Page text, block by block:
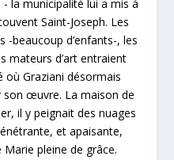
la municipalité lui a mis à
Saint-Joseph. Les
-beaucoup d’enfants-, les
mateurs d’art entraient
où Graziani désormais
œuvre. La maison de
il y peignait des nuages
et apaisante,
pleine de grâce.